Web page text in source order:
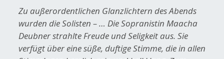
Zu außerordentlichen Glanzlichtern des Abends
wurden die Solisten – … Die Sopranistin Maacha
Deubner strahlte Freude und Seligkeit aus. Sie
verfügt über eine süße, duftige Stimme, die in allen